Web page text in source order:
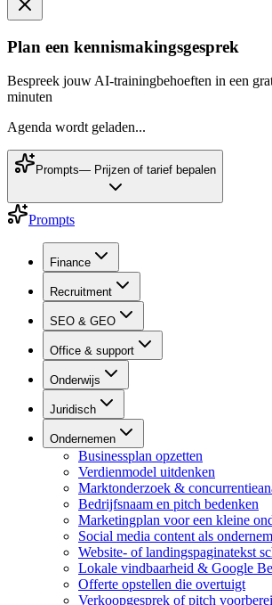
Plan een kennismakingsgesprek
Bespreek jouw AI-trainingbehoeften in een
minuten
Agenda wordt geladen...
Prompts— Prijzen of tarief bepalen
Prompts
Finance
Recruitment
SEO & GEO
Office & support
Onderwijs
Juridisch
Ondernemen
Businessplan opzetten
Verdienmodel uitdenken
Marktonderzoek &
Bedrijfsnaam en pitch bedenken
Marketingplan voor een kleine
Social media content als
Website- of landingspaginatekst
Lokale vindbaarheid & Google
Offerte opstellen die overtuigt
Verkoopgesprek of pitch